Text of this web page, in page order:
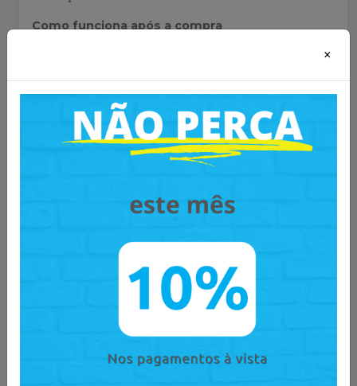
Como funciona após a compra
para desenvolver e alinhar a arte
conforme as informações enviadas.
O processo de produção será iniciado somente
aprovação final da arte pelo cliente
Prazo de produção e envio
Criação e ajustes da arte mediante aprovação
O envio do material ocorre em até
a aprovação da arte
×